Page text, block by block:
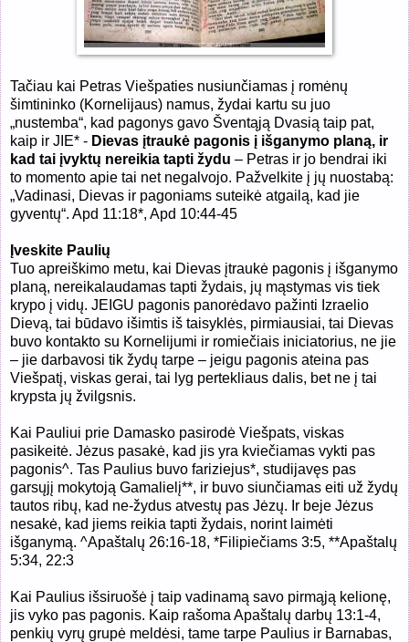
Tačiau kai Petras Viešpaties nusiunčiamas į romėnų
šimtininko (Kornelijaus) namus, žydai kartu su juo
„nustemba“, kad pagonys gavo Šventąją Dvasią taip pat,
kaip ir JIE* - Dievas įtraukė pagonis į išganymo planą, ir
kad tai įvyktų nereikia tapti žydu – Petras ir jo bendrai iki
to momento apie tai net negalvojo. Pažvelkite į jų nuostabą:
„Vadinasi, Dievas ir pagoniams suteikė atgailą, kad jie
gyventų“. Apd 11:18*, Apd 10:44-45
Įveskite Paulių
Tuo apreiškimo metu, kai Dievas įtraukė pagonis į išganymo
planą, nereikalaudamas tapti žydais, jų mąstymas vis tiek
krypo į vidų. JEIGU pagonis panorėdavo pažinti Izraelio
Dievą, tai būdavo išimtis iš taisyklės, pirmiausiai, tai Dievas
buvo kontakto su Kornelijumi ir romiečiais iniciatorius, ne jie
– jie darbavosi tik žydų tarpe – jeigu pagonis ateina pas
Viešpatį, viskas gerai, tai lyg pertekliaus dalis, bet ne į tai
krypsta jų žvilgsnis.
Kai Pauliui prie Damasko pasirodė Viešpats, viskas
pasikeitė. Jėzus pasakė, kad jis yra kviečiamas vykti pas
pagonis^. Tas Paulius buvo fariziejus*, studijavęs pas
garsųjį mokytoją Gamalielį**, ir buvo siunčiamas eiti už žydų
tautos ribų, kad ne-žydus atvestų pas Jėzų. Ir beje Jėzus
nesakė, kad jiems reikia tapti žydais, norint laimėti
išganymą. ^Apaštalų 26:16-18, *Filipiečiams 3:5, **Apaštalų
5:34, 22:3
Kai Paulius išsiruošė į taip vadinamą savo pirmąją kelionę,
jis vyko pas pagonis. Kaip rašoma Apaštalų darbų 13:1-4,
penkių vyrų grupė meldėsi, tame tarpe Paulius ir Barnabas,